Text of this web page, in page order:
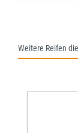
Weitere Reifen